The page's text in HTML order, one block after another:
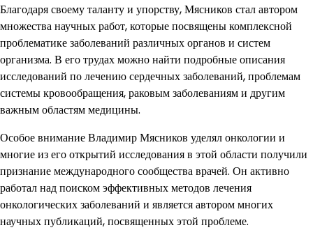
Благодаря своему таланту и упорству, Мясников стал автором
множества научных работ, которые посвящены комплексной
проблематике заболеваний различных органов и систем
организма. В его трудах можно найти подробные описания
исследований по лечению сердечных заболеваний, проблемам
системы кровообращения, раковым заболеваниям и другим
важным областям медицины.
Особое внимание Владимир Мясников уделял онкологии и
многие из его открытий исследования в этой области получили
признание международного сообщества врачей. Он активно
работал над поиском эффективных методов лечения
онкологических заболеваний и является автором многих
научных публикаций, посвященных этой проблеме.